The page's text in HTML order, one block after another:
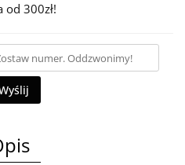
300zł!